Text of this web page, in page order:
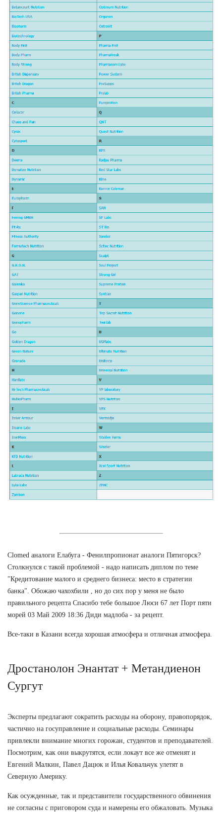
Clomed аналоги Елабуга - Фенилпропионат аналоги Пятигорск?
Столкнулся с такой проблемой - надо написать диплом по теме
"Кредитование малого и среднего бизнеса: место в стратегии
банка". Обожаю чахохбили , но до сих пор у меня не было
правильного рецепта Спасибо тебе большое Люси 67 лет Порт пяти
морей 03 Май 2009 18:36 Диди мадлоба - за рецепт.
Все-таки в Казани всегда хорошая атмосфера и отличная атмосфера.
Дростанолон Энантат + Метандиенон
Сургут
Эксперты предлагают сократить расходы на оборону, правопорядок,
частично на госуправление и социальные расходы. Семинары
привлекли внимание многих горожан, студентов и преподавателей.
Посмотрим, как они выкрутятся, если локаут все же отменят и
Евгений Малкин, Павел Дацюк и Илья Ковальчук улетят в
Северную Америку.
Как осужденные, так и представители государственного обвинения
не согласны с приговором суда и намерены его обжаловать. Музыка